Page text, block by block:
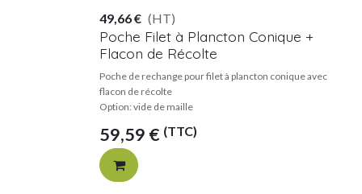
Poche Filet à Plancton Conique +
Flacon de Récolte
Poche de rechange pour filet à plancton conique avec
flacon de récolte
Option: vide de maille
59,59 € (TTC)
49,66€ (HT)